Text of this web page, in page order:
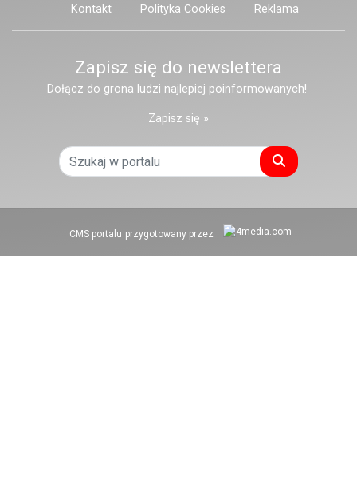
Kontakt Polityka Cookies Reklama
Zapisz się do newslettera
Dołącz do grona ludzi najlepiej poinformowanych!
Zapisz się »
Szukaj
CMS portalu przygotowany przez